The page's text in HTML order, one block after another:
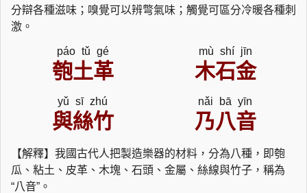
分辯各種滋味；嗅覺可以辨彆氣味；觸覺可區分冷暖各種刺
激。
páo tǔ gé mù shí jīn
匏土革 木石金
yǔ sī zhú nǎi bā yīn
與絲竹 乃八音
【解釋】我國古代人把製造樂器的材料，分為八種，即匏
瓜、粘土、皮革、木塊、石頭、金屬、絲線與竹子，稱為
“八音”。